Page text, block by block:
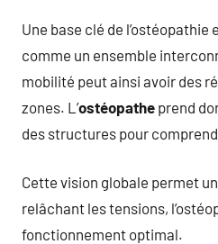
Une base clé de
comme un ensemble
mobilité peut ainsi avoir des
zones. L’ostéopathe prend
des structures pour
Cette vision globale permet
relâchant les tensions,
fonctionnement optimal.